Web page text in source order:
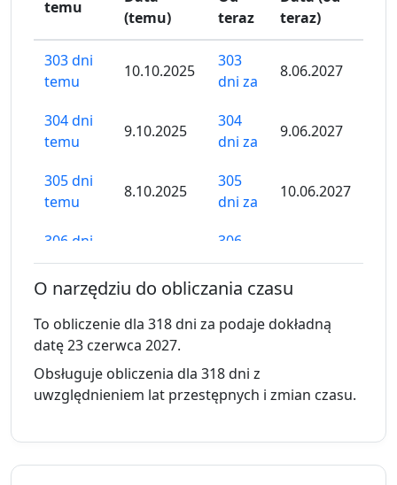
temu
(temu)
teraz
teraz)
303 dni
temu
10.10.2025
303
dni za
8.06.2027
304 dni
temu
9.10.2025
304
dni za
9.06.2027
305 dni
temu
8.10.2025
305
dni za
10.06.2027
306 dni
temu
306
dni za
307 dni
temu
307
dni za
temu
5.10.2025
dni za
temu
dni za
O narzędziu do obliczania czasu
To obliczenie dla 318 dni za podaje dokładną
datę 23 czerwca 2027.
Obsługuje obliczenia dla 318 dni z
uwzględnieniem lat przestępnych i zmian czasu.